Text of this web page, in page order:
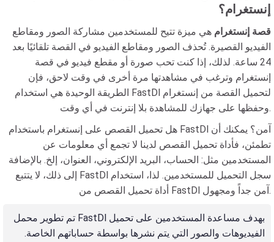
إنستغرام؟
قصة إنستغرام هي ميزة تتيح للمستخدمين مشاركة الصور ومقاطع
الفيديو القصيرة. تُحذف الصور ومقاطع الفيديو في القصة تلقائيًا بعد
24 ساعة. لذلك، إذا كنت تحب صورة أو مقطع فيديو في قصة
إنستغرام وترغب في مشاهدتها مرة أخرى في وقت لاحق، فإن
الطريقة الوحيدة هي استخدام FastDl لتحميل القصة من إنستغرام
وحفظها على جهازك للمشاهدة بلا إنترنت في أي وقت.
هل تحميل القصص على إنستغرام باستخدام FastDl آمن؟ يمكنك أن
تطمئن، فأداة تحميل القصص لدينا لا تجمع أي معلومات عن
المستخدمين مثل: الحساب، البريد الإلكتروني، العنوان، إلخ. بالإضافة
إلى ذلك، لا يتتبع FastDl سجل التحميل للمستخدمين. لذا، استخدام
أداة تحميل القصص من FastDl آمن جداً ومجهول.
تم تطوير محمل FastDl بهدف مساعدة المستخدمين على تحميل
الفيديوهات والصور التي يتم نشرها بواسطة حساباتهم الخاصة.